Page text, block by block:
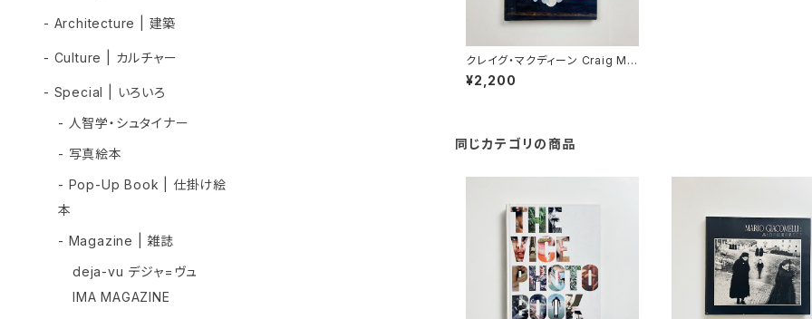
クレイグ・マクディーン Craig Mc
Dean ”I Love Fast Cars"
¥2,200
同じカテゴリの商品
- Architecture | 建築
- Culture | カルチャー
- Special | いろいろ
- 人智学・シュタイナー
- 写真絵本
- Pop-Up Book | 仕掛け絵
本
- Magazine | 雑誌
deja-vu デジャ=ヴュ
IMA MAGAZINE